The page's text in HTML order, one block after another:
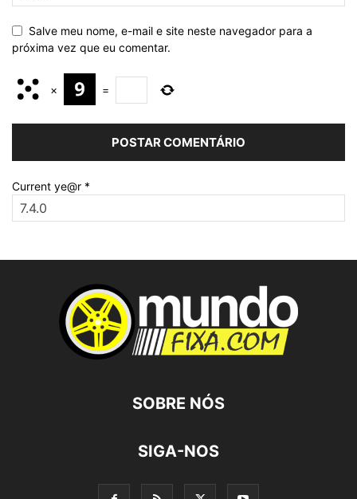
Salve meu nome, e-mail e site neste navegador para a
próxima vez que eu comentar.
× =
Current ye@r *
SOBRE NÓS
SIGA-NOS